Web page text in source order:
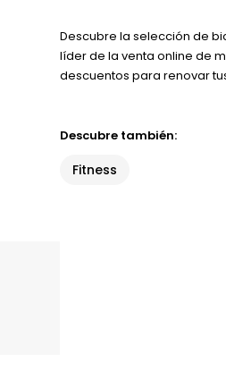
Descubre la selección de
líder de la venta online de
descuentos para renovar
Descubre también:
Fitness